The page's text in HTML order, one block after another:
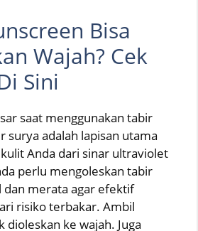
Bisa
Wajah? Cek
Sini
saat menggunakan tabir
surya adalah lapisan utama
Anda dari sinar ultraviolet
perlu mengoleskan tabir
dan merata agar efektif
risiko terbakar. Ambil
ke wajah. Juga